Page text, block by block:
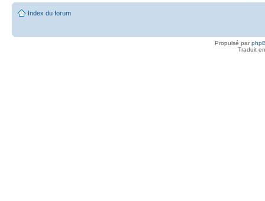
Index du forum
Propulsé par
Traduit